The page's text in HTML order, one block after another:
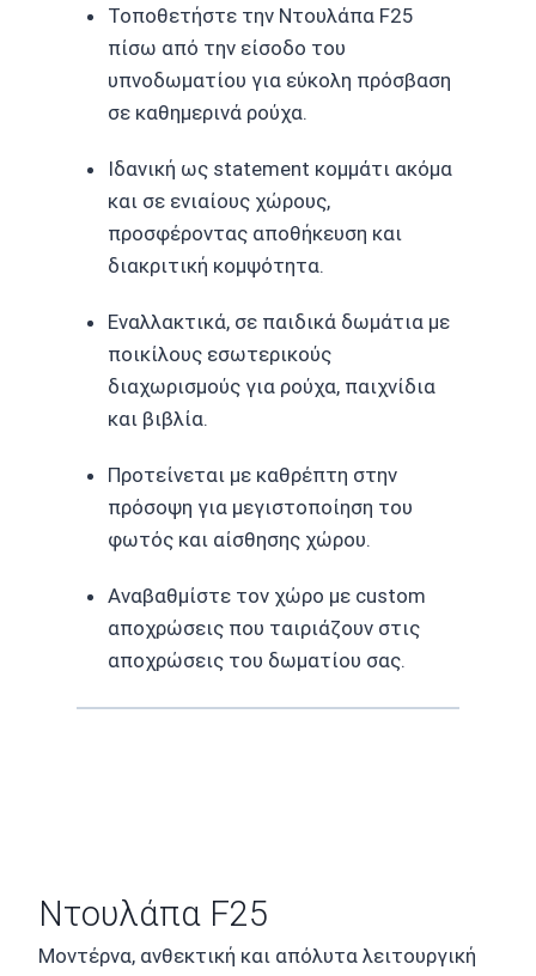
Τοποθετήστε την Ντουλάπα F25
πίσω από την είσοδο του
υπνοδωματίου για εύκολη πρόσβαση
σε καθημερινά ρούχα.
Ιδανική ως statement κομμάτι ακόμα
και σε ενιαίους χώρους,
προσφέροντας αποθήκευση και
διακριτική κομψότητα.
Εναλλακτικά, σε παιδικά δωμάτια με
ποικίλους εσωτερικούς
διαχωρισμούς για ρούχα, παιχνίδια
και βιβλία.
Προτείνεται με καθρέπτη στην
πρόσοψη για μεγιστοποίηση του
φωτός και αίσθησης χώρου.
Αναβαθμίστε τον χώρο με custom
αποχρώσεις που ταιριάζουν στις
αποχρώσεις του δωματίου σας.
Ντουλάπα F25
Μοντέρνα, ανθεκτική και απόλυτα λειτουργική